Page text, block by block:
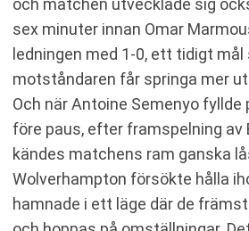
och matchen utvecklade sig
sex minuter innan Omar
ledningen med 1-0, ett tidigt
motståndaren får springa mer
Och när Antoine Semenyo fyllde
före paus, efter framspelning av
kändes matchens ram ganska
Wolverhampton försökte hålla
hamnade i ett läge där de